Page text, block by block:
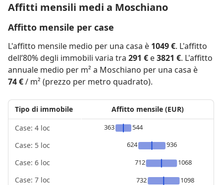
Affitti mensili medi a Moschiano
Affitto mensile per case
L'affitto mensile medio per una casa è 1049 €. L'affitto
dell’80% degli immobili varia tra 291 € e3821 €. L'affitto
annuale medio per m² a Moschiano per una casa è
74 €/ m² (prezzo per metro quadrato).
Tipo di immobile
Case: 4 loc
Case: 5 loc
Case: 6 loc
Case: 7 loc
Affitto mensile (EUR)
363
544
624
936
712
1068
732
1098